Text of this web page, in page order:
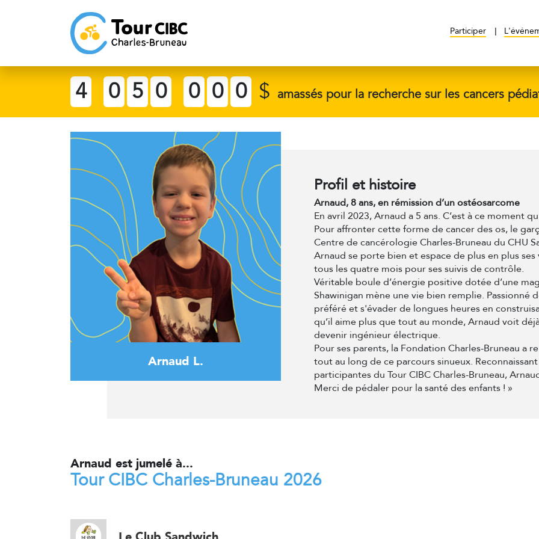
Participer
4 0 5 0 0 0 0 $ amassés pour la recherche sur les cancers
Arnaud L.
Profil et histoire
Arnaud, 8 ans, en rémission d’un ostéosarcome
En avril 2023, Arnaud a 5 ans. C’est à ce moment
Pour affronter cette forme de cancer des os, le
Centre de cancérologie Charles-Bruneau du CHU
Arnaud se porte bien et espace de plus en plus ses
tous les quatre mois pour ses suivis de contrôle.
Véritable boule d’énergie positive dotée d’une
Shawinigan mène une vie bien remplie.
préféré et s'évader de longues heures en
qu’il aime plus que tout au monde, Arnaud voit
devenir ingénieur électrique.
Pour ses parents, la Fondation Charles-Bruneau a
tout au long de ce parcours sinueux.
participantes du Tour CIBC Charles-Bruneau,
Merci de pédaler pour la santé des enfants ! »
Arnaud est jumelé à...
Tour CIBC Charles-Bruneau 2026